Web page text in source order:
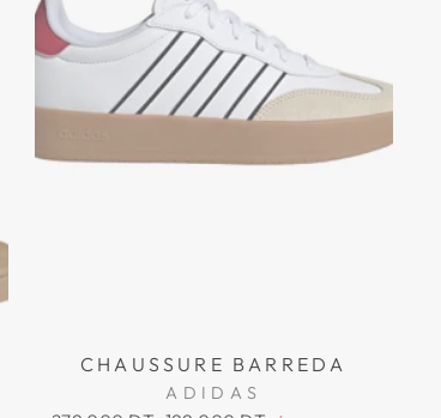
CHAUSSURE BARREDA
ADIDAS